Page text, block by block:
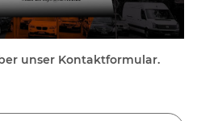
unser Kontaktformular.